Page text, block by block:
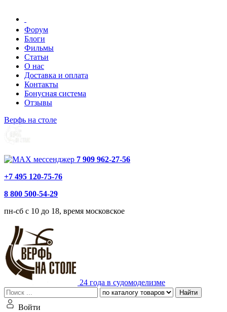
Форум
Блоги
Фильмы
Статьи
О нас
Доставка и оплата
Контакты
Бонусная система
Отзывы
Верфь на столе
7 909 962-27-56
+7 495 120-75-76
8 800 500-54-29
пн-сб с 10 до 18, время московское
24 года в судомоделизме
Найти
Войти